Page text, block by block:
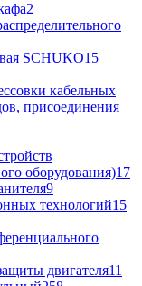
2
SCHUKO15
кабельных
присоединения
оборудования)17
9
технологий15
двигателя11